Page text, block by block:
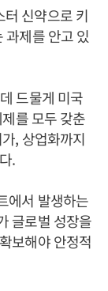
신약으로 키
과제를 안고 있
드물게 미국
를 모두 갖춘
, 상업화까지
.
에서 발생하는
글로벌 성장을
보해야 안정적